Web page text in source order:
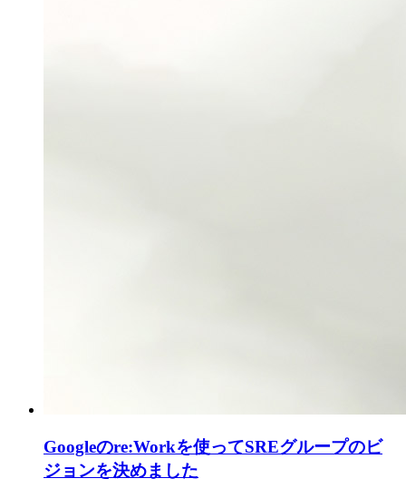
Googleのre:Workを使ってSREグループのビ
ジョンを決めました